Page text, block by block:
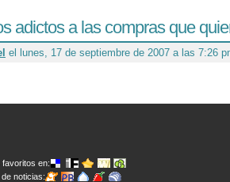
adictos a las compras que
el lunes, 17 de septiembre de 2007 a las 7:26
en:
noticias: